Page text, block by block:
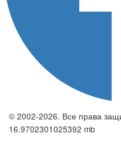
© 2002-2026. Все права
16.9702301025392 mb